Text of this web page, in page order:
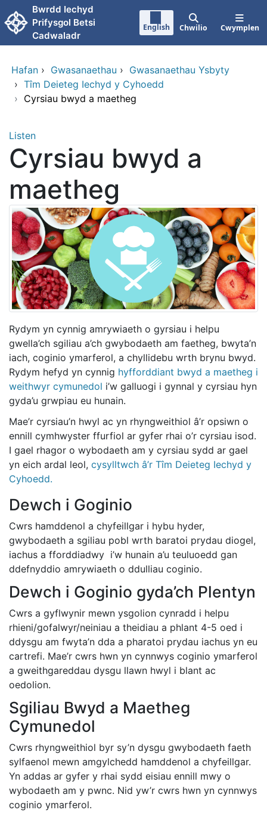
Neidio i'r prif gynnwy
Bwrdd Iechyd
Prifysgol Betsi
Cadwaladr
English Chwilio Cwymplen
Hafan › Gwasanaethau › Gwasanaethau Ysbyty
› Tîm Deieteg Iechyd y Cyhoedd
› Cyrsiau bwyd a maetheg
Listen
Cyrsiau bwyd a
maetheg
Rydym yn cynnig amrywiaeth o gyrsiau i helpu
gwella’ch sgiliau a’ch gwybodaeth am faetheg, bwyta’n
iach, coginio ymarferol, a chyllidebu wrth brynu bwyd.
Rydym hefyd yn cynnig hyfforddiant bwyd a maetheg i
weithwyr cymunedol i’w galluogi i gynnal y cyrsiau hyn
gyda’u grwpiau eu hunain.
Mae’r cyrsiau’n hwyl ac yn rhyngweithiol â’r opsiwn o
ennill cymhwyster ffurfiol ar gyfer rhai o’r cyrsiau isod.
I gael rhagor o wybodaeth am y cyrsiau sydd ar gael
yn eich ardal leol, cysylltwch â’r Tîm Deieteg Iechyd y
Cyhoedd.
Dewch i Goginio
Cwrs hamddenol a chyfeillgar i hybu hyder,
gwybodaeth a sgiliau pobl wrth baratoi prydau diogel,
iachus a fforddiadwy i’w hunain a’u teuluoedd gan
ddefnyddio amrywiaeth o ddulliau coginio.
Dewch i Goginio gyda’ch Plentyn
Cwrs a gyflwynir mewn ysgolion cynradd i helpu
rhieni/gofalwyr/neiniau a theidiau a phlant 4-5 oed i
ddysgu am fwyta’n dda a pharatoi prydau iachus yn eu
cartrefi. Mae’r cwrs hwn yn cynnwys coginio ymarferol
a gweithgareddau dysgu llawn hwyl i blant ac
oedolion.
Sgiliau Bwyd a Maetheg
Cymunedol
Cwrs rhyngweithiol byr sy’n dysgu gwybodaeth faeth
sylfaenol mewn amgylchedd hamddenol a chyfeillgar.
Yn addas ar gyfer y rhai sydd eisiau ennill mwy o
wybodaeth am y pwnc. Nid yw’r cwrs hwn yn cynnwys
coginio ymarferol.